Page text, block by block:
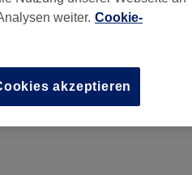
weiter. Cookie-
akzeptieren